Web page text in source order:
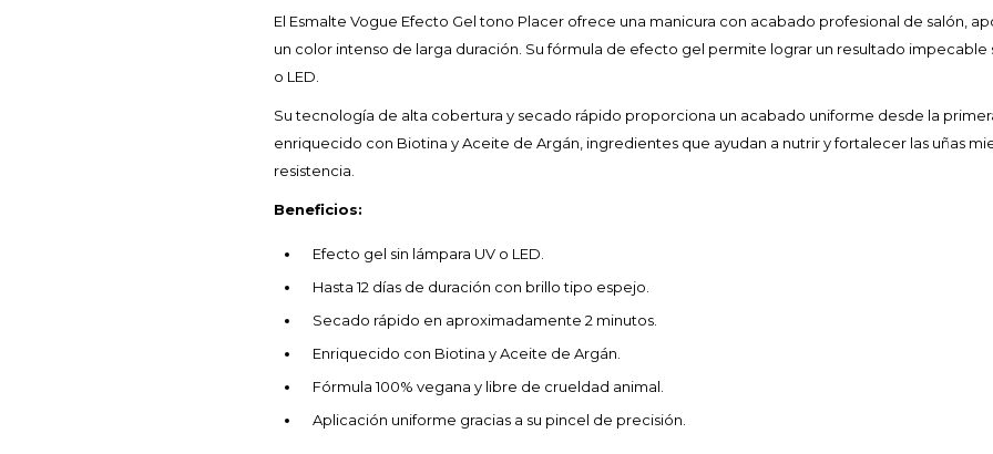
El Esmalte Vogue Efecto Gel tono Placer ofrece una manicura con acabado profesional de salón,
un color intenso de larga duración. Su fórmula de efecto gel permite lograr un resultado impecable
o LED.
Su tecnología de alta cobertura y secado rápido proporciona un acabado uniforme desde la
enriquecido con Biotina y Aceite de Argán, ingredientes que ayudan a nutrir y fortalecer las uñas
resistencia.
Beneficios:
Efecto gel sin lámpara UV o LED.
Hasta 12 días de duración con brillo tipo espejo.
Secado rápido en aproximadamente 2 minutos.
Enriquecido con Biotina y Aceite de Argán.
Fórmula 100% vegana y libre de crueldad animal.
Aplicación uniforme gracias a su pincel de precisión.